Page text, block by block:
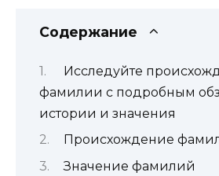
Содержание
Исследуйте
фамилии с подробным
истории и значения
Происхождение
Значение фамилий